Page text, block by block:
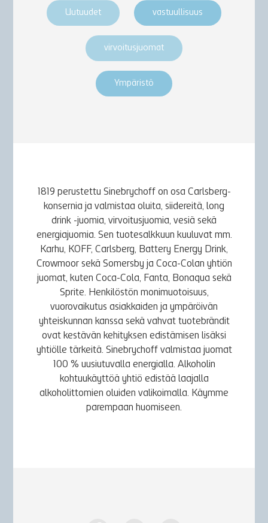
Uutuudet vastuullisuus
virvoitusjuomat
Ympäristö
1819 perustettu Sinebrychoff on osa Carlsberg-
konsernia ja valmistaa oluita, siidereitä, long
drink -juomia, virvoitusjuomia, vesiä sekä
energiajuomia. Sen tuotesalkkuun kuuluvat mm.
Karhu, KOFF, Carlsberg, Battery Energy Drink,
Crowmoor sekä Somersby ja Coca-Colan yhtiön
juomat, kuten Coca-Cola, Fanta, Bonaqua sekä
Sprite. Henkilöstön monimuotoisuus,
vuorovaikutus asiakkaiden ja ympäröivän
yhteiskunnan kanssa sekä vahvat tuotebrändit
ovat kestävän kehityksen edistämisen lisäksi
yhtiölle tärkeitä. Sinebrychoff valmistaa juomat
100 % uusiutuvalla energialla. Alkoholin
kohtuukäyttöä yhtiö edistää laajalla
alkoholittomien oluiden valikoimalla. Käymme
parempaan huomiseen.